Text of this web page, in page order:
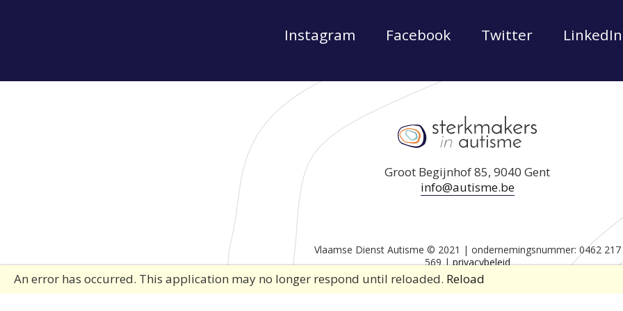
Instagram Facebook Twitter LinkedIn
Groot Begijnhof 85, 9040 Gent
info@autisme.be
Vlaamse Dienst Autisme © 2021 | ondernemingsnummer: 0462 217
569 |privacybeleid
An error has occurred. This application may no longer respond until reloaded. Reload